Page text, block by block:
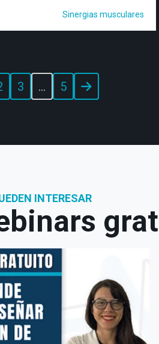
Sinergias musculares
3 … 5
INTERESAR